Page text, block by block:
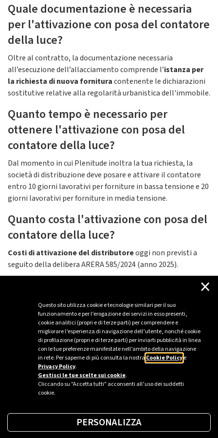
Questo sito utilizza cookie e tecnologie similari per il suo
funzionamento e per l’erogazione dei servizi in esso presenti,
cookie analitici (propri e di terze parti) per comprendere e
migliorare l’esperienza di navigazione dell’utente, nonché cookie
di profilazione (propri e di terze parti) per inviarti pubblicità in linea
con le tue preferenze manifestate nell’ambito della navigazione
in rete. Per saperne di più consulta la nostra Cookie Policye
Privacy Policy.
Gestisci le tue scelte sui cookie.
Cliccando su "Accetta tutti" acconsenti all’uso dei suddetti
cookie.
×
PERSONALIZZA
Quale documentazione è necessaria
per l'attivazione con posa del contatore
della luce?
Oltre al contratto, la documentazione necessaria
all’esecuzione dell’allacciamento comprende l’istanza per
la richiesta di nuova fornituracontenente le dichiarazioni
sostitutive relative alla regolarità urbanistica dell'immobile.
Quanto tempo è necessario per
ottenere l'attivazione con posa del
contatore della luce?
Dal momento in cui Plenitude inoltra la tua richiesta, la
società di distribuzione deve posare e attivare il contatore
entro 10 giorni lavorativi per forniture in bassa tensione e 20
giorni lavorativi per forniture in media tensione.
Quanto costa l'attivazione con posa del
contatore della luce?
Costi di attivazione del distributoreoggi non previsti a
seguito della delibera ARERA 585/2024 (anno 2025).
pari a € 35,00 IVA esclusa,